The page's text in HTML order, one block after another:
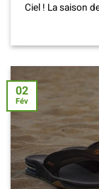
Ciel ! La saison
02
Fév